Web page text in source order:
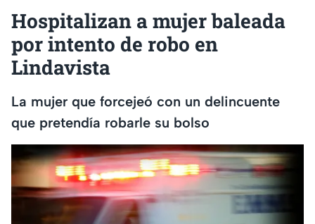
Hospitalizan a mujer baleada
por intento de robo en
Lindavista
La mujer que forcejeó con un delincuente
que pretendía robarle su bolso